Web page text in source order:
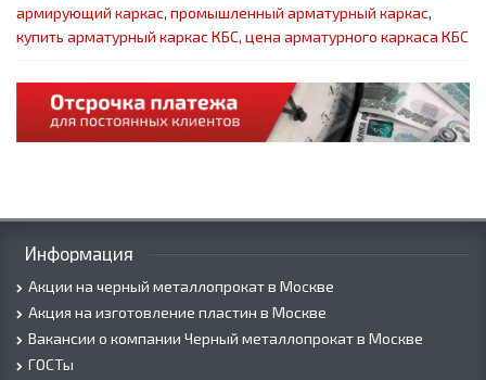
армирующий каркас, промышленный арматурный каркас,
купить арматурный каркас КБС, цена арматурного каркаса КБС
Информация
Акции на черный металлопрокат в Москве
Акция на изготовление пластин в Москве
Вакансии о компании Черный металлопрокат в Москве
ГОСТы